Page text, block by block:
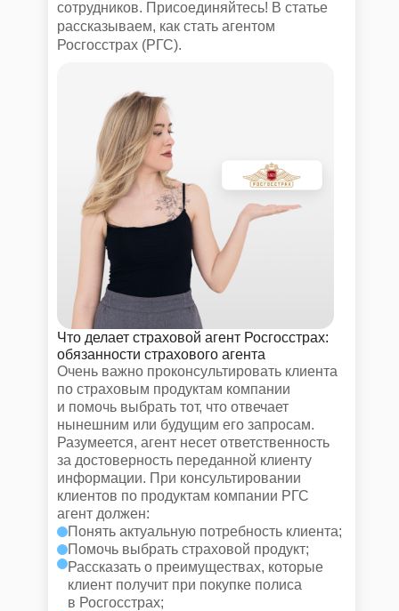
сотрудников. Присоединяйтесь! В статье
рассказываем, как стать агентом
Росгосстрах (РГС).
Что делает страховой агент Росгосстрах:
обязанности страхового агента
Очень важно проконсультировать клиента
по страховым продуктам компании
и помочь выбрать тот, что отвечает
нынешним или будущим его запросам.
Разумеется, агент несет ответственность
за достоверность переданной клиенту
информации. При консультировании
клиентов по продуктам компании РГС
агент должен:
Понять актуальную потребность клиента;
Помочь выбрать страховой продукт;
Рассказать о преимуществах, которые
клиент получит при покупке полиса
в Росгосстрах;